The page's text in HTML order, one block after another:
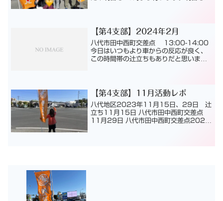
年10月...
【第4支部】2024年2月
八代市田中西町交差点 13:00-14:00
今日はいつもより車からの反応が良く、
この時間帯の辻立ちもありだと思いまし
【第4支部】11月活動レポ
八代地区2023年11月15日、29日 辻
立ち11月15日 八代市田中西町交差点
11月29日 八代市田中西町交差点2023